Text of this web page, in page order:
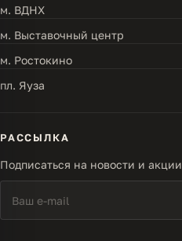
м. ВДНХ
м. Выставочный центр
м. Ростокино
пл. Яуза
РАССЫЛКА
Подписаться на новости и акции